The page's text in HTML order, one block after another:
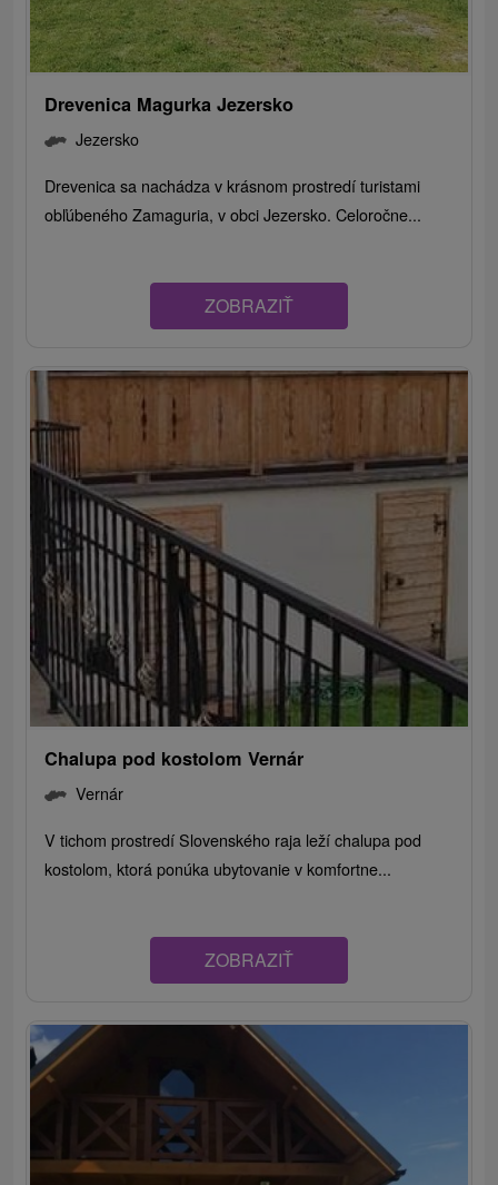
Drevenica Magurka Jezersko
Jezersko
Drevenica sa nachádza v krásnom prostredí turistami
obľúbeného Zamaguria, v obci Jezersko. Celoročne...
ZOBRAZIŤ
Chalupa pod kostolom Vernár
Vernár
V tichom prostredí Slovenského raja leží chalupa pod
kostolom, ktorá ponúka ubytovanie v komfortne...
ZOBRAZIŤ